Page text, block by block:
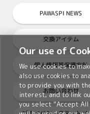
PAWASPI NEWS
交換アイテム
個人情報等保護方針
お問い合わせ
Our use of
We use cookies to
also use cookies to
to provide you with
interest, and to link
you select “Accept